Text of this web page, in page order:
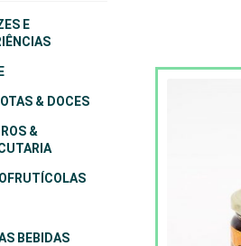
E
& DOCES
&
BEBIDAS